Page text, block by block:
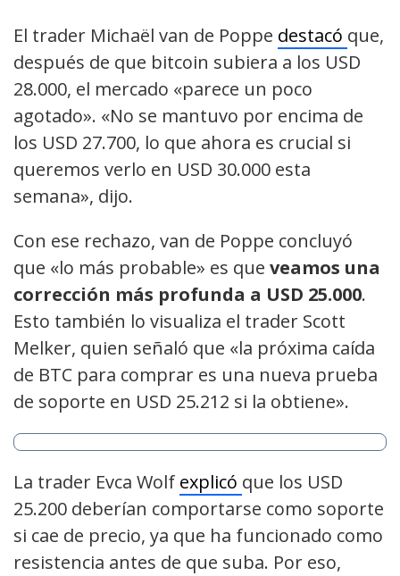
El trader Michaël van de Poppe destacó que,
después de que bitcoin subiera a los USD
28.000, el mercado «parece un poco
agotado». «No se mantuvo por encima de
los USD 27.700, lo que ahora es crucial si
queremos verlo en USD 30.000 esta
semana», dijo.
Con ese rechazo, van de Poppe concluyó
que «lo más probable» es que veamos una
corrección más profunda a USD 25.000.
Esto también lo visualiza el trader Scott
Melker, quien señaló que «la próxima caída
de BTC para comprar es una nueva prueba
de soporte en USD 25.212 si la obtiene».
La trader Evca Wolf explicó que los USD
25.200 deberían comportarse como soporte
si cae de precio, ya que ha funcionado como
resistencia antes de que suba. Por eso,